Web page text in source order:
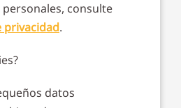
consulte
privacidad.
datos